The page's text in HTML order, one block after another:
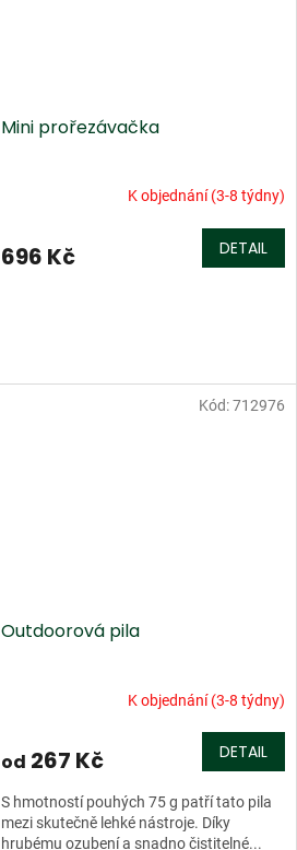
Mini prořezávačka
K objednání (3-8 týdny)
696 Kč DETAIL
Outdoorová pila
K objednání (3-8 týdny)
od 267 Kč DETAIL
S hmotností pouhých 75 g patří tato pila
mezi skutečně lehké nástroje. Díky
hrubému ozubení a snadno čistitelné...
Kód:712976